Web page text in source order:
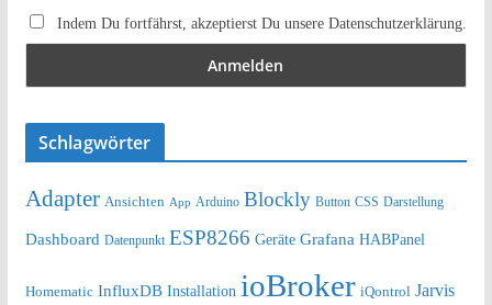
Indem Du fortfährst, akzeptierst Du unsere Datenschutzerklärung.
Schlagwörter
Adapter Ansichten App Arduino Blockly Button CSS Darstellung
Dashboard Datenpunkt ESP8266 Geräte Grafana HABPanel
Homematic InfluxDB Installation ioBroker iQontrol Jarvis